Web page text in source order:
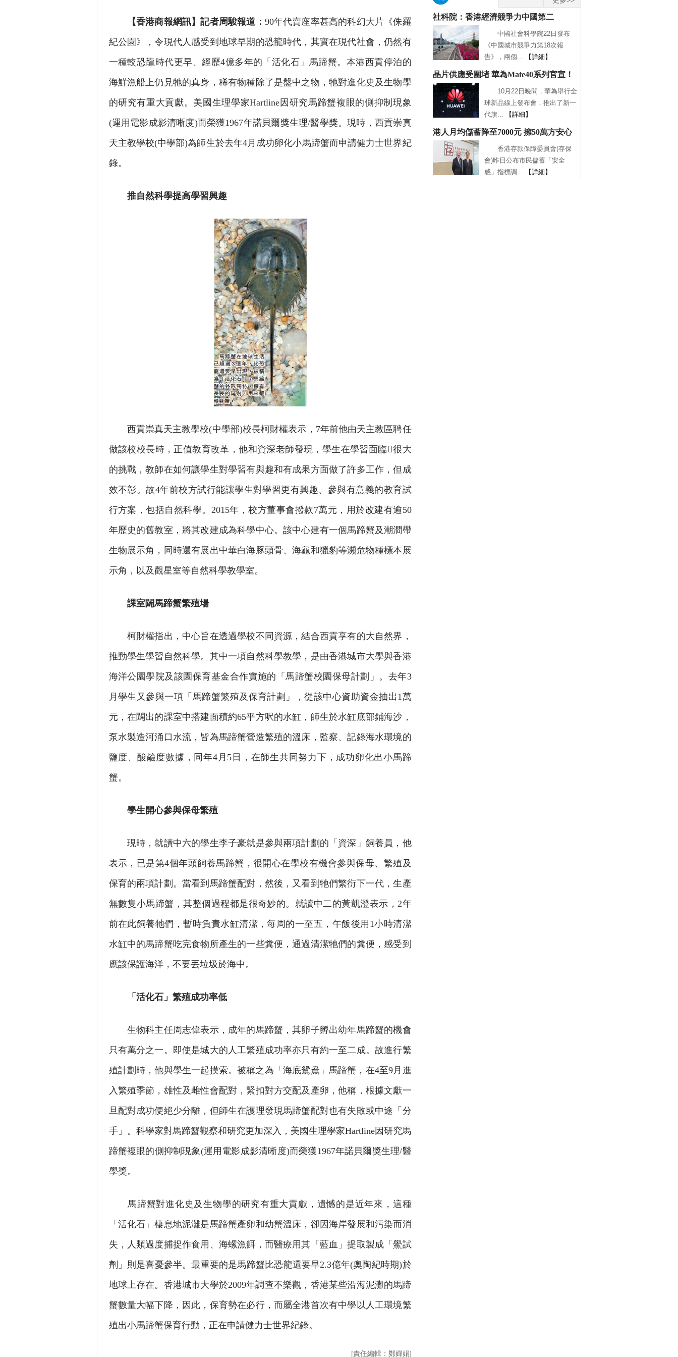
【香港商報網訊】記者周駿報道： 90年代賣座率甚高的科幻大片《侏羅
紀公園》，令現代人感受到地球早期的恐龍時代，其實在現代社會，仍然有
一種較恐龍時代更早、經歷4億多年的「活化石」馬蹄蟹。本港西貢停泊的
海鮮漁船上仍見牠的真身，稀有物種除了是盤中之物，牠對進化史及生物學
的研究有重大貢獻。美國生理學家Hartline因研究馬蹄蟹複眼的側抑制現象
(運用電影成影清晰度)而榮獲1967年諾貝爾獎生理/醫學獎。現時，西貢崇真
天主教學校(中學部)為師生於去年4月成功卵化小馬蹄蟹而申請健力士世界紀
錄。
推自然科學提高學習興趣
西貢崇真天主教學校(中學部)校長柯財權表示，7年前他由天主教區聘任
做該校校長時，正值教育改革，他和資深老師發現，學生在學習面臨很大
的挑戰，教師在如何讓學生對學習有與趣和有成果方面做了許多工作，但成
效不彰。故4年前校方試行能讓學生對學習更有興趣、參與有意義的教育試
行方案，包括自然科學。2015年，校方董事會撥款7萬元，用於改建有逾50
年歷史的舊教室，將其改建成為科學中心。該中心建有一個馬蹄蟹及潮澗帶
生物展示角，同時還有展出中華白海豚頭骨、海龜和獵豹等瀕危物種標本展
示角，以及觀星室等自然科學教學室。
課室闢馬蹄蟹繁殖場
柯財權指出，中心旨在透過學校不同資源，結合西貢享有的大自然界，
推動學生學習自然科學。其中一項自然科學教學，是由香港城市大學與香港
海洋公園學院及該園保育基金合作實施的「馬蹄蟹校園保母計劃」。去年3
月學生又參與一項「馬蹄蟹繁殖及保育計劃」，從該中心資助資金抽出1萬
元，在闢出的課室中搭建面積約65平方呎的水缸，師生於水缸底部鋪海沙，
泵水製造河涌口水流，皆為馬蹄蟹營造繁殖的溫床，監察、記錄海水環境的
鹽度、酸鹼度數據，同年4月5日，在師生共同努力下，成功卵化出小馬蹄
蟹。
學生開心參與保母繁殖
現時，就讀中六的學生李子豪就是參與兩項計劃的「資深」飼養員，他
表示，已是第4個年頭飼養馬蹄蟹，很開心在學校有機會參與保母、繁殖及
保育的兩項計劃。當看到馬蹄蟹配對，然後，又看到牠們繁衍下一代，生產
無數隻小馬蹄蟹，其整個過程都是很奇妙的。就讀中二的黃凱澄表示，2年
前在此飼養牠們，暫時負責水缸清潔，每周的一至五，午飯後用1小時清潔
水缸中的馬蹄蟹吃完食物所產生的一些糞便，通過清潔牠們的糞便，感受到
應該保護海洋，不要丟垃圾於海中。
「活化石」繁殖成功率低
生物科主任周志偉表示，成年的馬蹄蟹，其卵子孵出幼年馬蹄蟹的機會
只有萬分之一。即使是城大的人工繁殖成功率亦只有約一至二成。故進行繁
殖計劃時，他與學生一起摸索。被稱之為「海底鴛鴦」馬蹄蟹，在4至9月進
入繁殖季節，雄性及雌性會配對，緊扣對方交配及產卵，他稱，根據文獻一
旦配對成功便絕少分離，但師生在護理發現馬蹄蟹配對也有失敗或中途「分
手」。科學家對馬蹄蟹觀察和研究更加深入，美國生理學家Hartline因研究馬
蹄蟹複眼的側抑制現象(運用電影成影清晰度)而榮獲1967年諾貝爾獎生理/醫
學獎。
馬蹄蟹對進化史及生物學的研究有重大貢獻，遺憾的是近年來，這種
「活化石」棲息地泥灘是馬蹄蟹產卵和幼蟹溫床，卻因海岸發展和污染而消
失，人類過度捕捉作食用、海螺漁餌，而醫療用其「藍血」提取製成「鱟試
劑」則是喜憂參半。最重要的是馬蹄蟹比恐龍還要早2.3億年(奧陶紀時期)於
地球上存在。香港城市大學於2009年調查不樂觀，香港某些沿海泥灘的馬蹄
蟹數量大幅下降，因此，保育勢在必行，而屬全港首次有中學以人工環境繁
殖出小馬蹄蟹保育行動，正在申請健力士世界紀錄。
[責任編輯：鄭嬋娟]